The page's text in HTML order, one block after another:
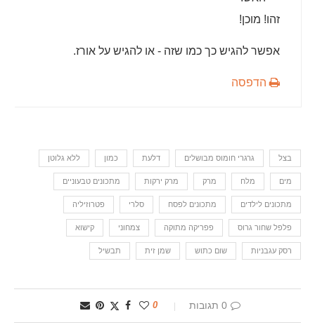
זהו! מוכן!
אפשר להגיש כך כמו שזה - או להגיש על אורז.
הדפסה
בצל גרגרי חומוס מבושלים דלעת כמון ללא גלוטן
מים מלח מרק מרק ירקות מתכונים טבעוניים
מתכונים לילדים מתכונים לפסח סלרי פטרוזיליה
פלפל שחור גרוס פפריקה מתוקה צמחוני קישוא
רסק עגבניות שום כתוש שמן זית תבשיל
0 תגובות 0